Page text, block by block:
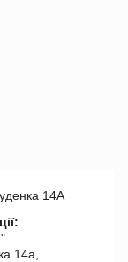
14А
14а,